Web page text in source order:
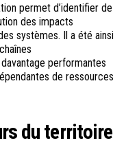
permet d’identifier de
des impacts
systèmes. Il a été ainsi
performantes
de ressources
du territoire